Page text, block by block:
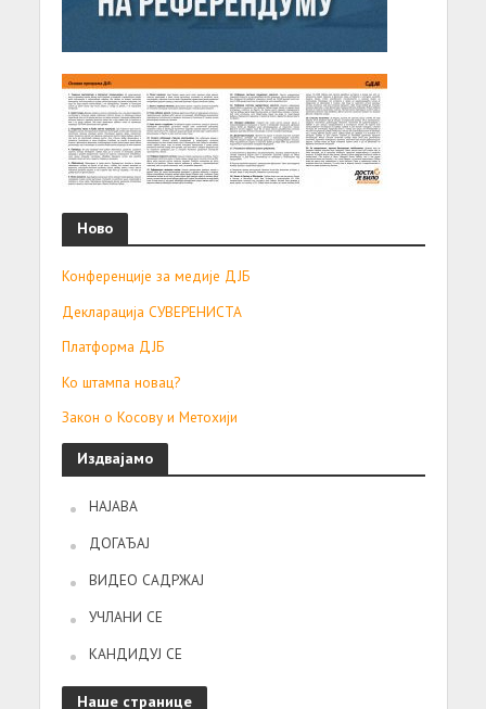
Ново
Конференције за медије ДЈБ
Декларација СУВЕРЕНИСТА
Платформа ДЈБ
Ко штампа новац?
Закон о Косову и Метохији
Издвајамо
НАЈАВА
ДОГАЂАЈ
ВИДЕО САДРЖАЈ
УЧЛАНИ СЕ
КАНДИДУЈ СЕ
Наше странице